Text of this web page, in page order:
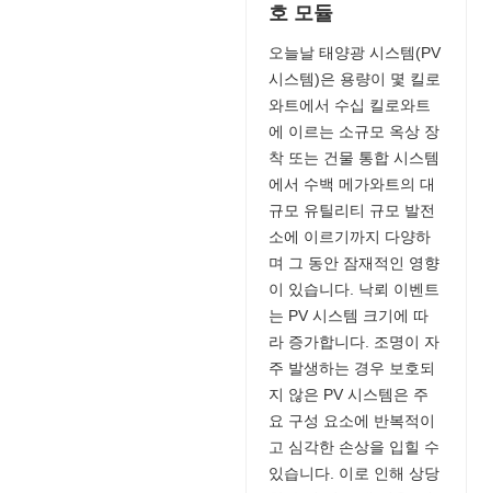
호 모듈
오늘날 태양광 시스템(PV
시스템)은 용량이 몇 킬로
와트에서 수십 킬로와트
에 이르는 소규모 옥상 장
착 또는 건물 통합 시스템
에서 수백 메가와트의 대
규모 유틸리티 규모 발전
소에 이르기까지 다양하
며 그 동안 잠재적인 영향
이 있습니다. 낙뢰 이벤트
는 PV 시스템 크기에 따
라 증가합니다. 조명이 자
주 발생하는 경우 보호되
지 않은 PV 시스템은 주
요 구성 요소에 반복적이
고 심각한 손상을 입힐 수
있습니다. 이로 인해 상당